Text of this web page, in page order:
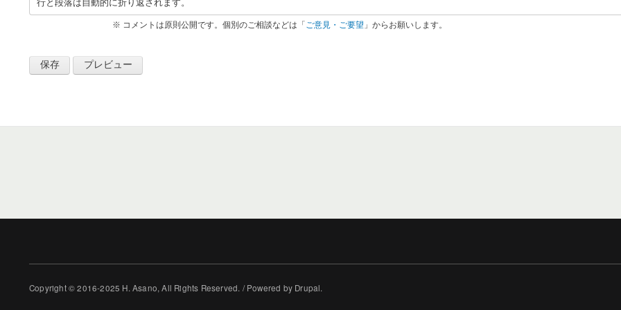
で
最
作
行と段落は自動的に折り返されます。
※ コメントは原則公開です。個別のご相談などは「 ご意見・ご要望 」からお願いします。
Copyright © 2016-2025 H. Asano, All Rights Reserved. / Powered by Drupal.